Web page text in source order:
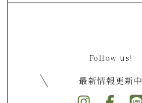
Follow us!
最新情報更新中